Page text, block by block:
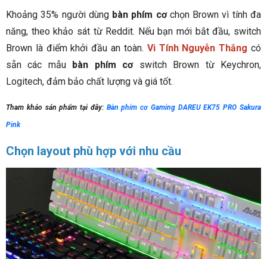
Khoảng 35% người dùng bàn phím cơchọn Brown vì tính đa
năng, theo khảo sát từ Reddit. Nếu bạn mới bắt đầu, switch
Brown là điểm khởi đầu an toàn. Vi Tính Nguyễn Thắng có
sẵn các mẫu bàn phím cơswitch Brown từ Keychron,
Logitech, đảm bảo chất lượng và giá tốt.
Tham khảo sản phẩm tại đây: Bàn phím cơ Gaming DAREU EK75 PRO Sakura
Pink
Chọn layout phù hợp với nhu cầu